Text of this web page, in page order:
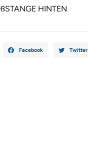
Silber
HINTEN
Facebook Twitter